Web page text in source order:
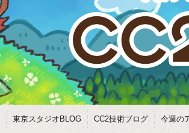
東京スタジオBLOG CC2技術ブログ 今週の